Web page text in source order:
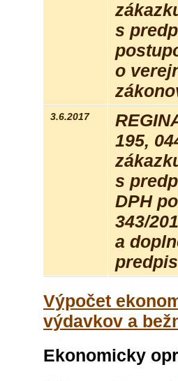
s
o
3.6.2017
195,
s
DPH
343/
a
Výpočet
výdavkov a
Ekonomicky